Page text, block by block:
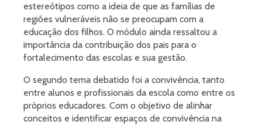
estereótipos como a ideia de que as famílias de
regiões vulneráveis não se preocupam com a
educação dos filhos. O módulo ainda ressaltou a
importância da contribuição dos pais para o
fortalecimento das escolas e sua gestão.
O segundo tema debatido foi a convivência, tanto
entre alunos e profissionais da escola como entre os
próprios educadores. Com o objetivo de alinhar
conceitos e identificar espaços de convivência na